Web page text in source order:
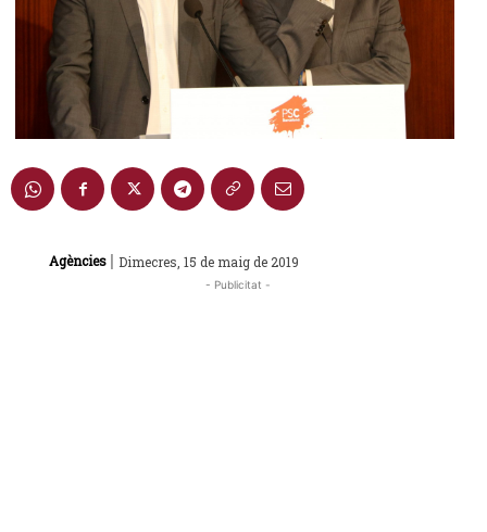
Agències | Dimecres, 15 de maig de 2019
- Publicitat -